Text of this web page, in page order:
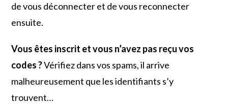
de vous déconnecter et de vous reconnecter
ensuite.
Vous êtes inscrit et vous n’avez pas reçu vos
codes ?Vérifiez dans vos spams, il arrive
malheureusement que les identifiants s’y
trouvent…